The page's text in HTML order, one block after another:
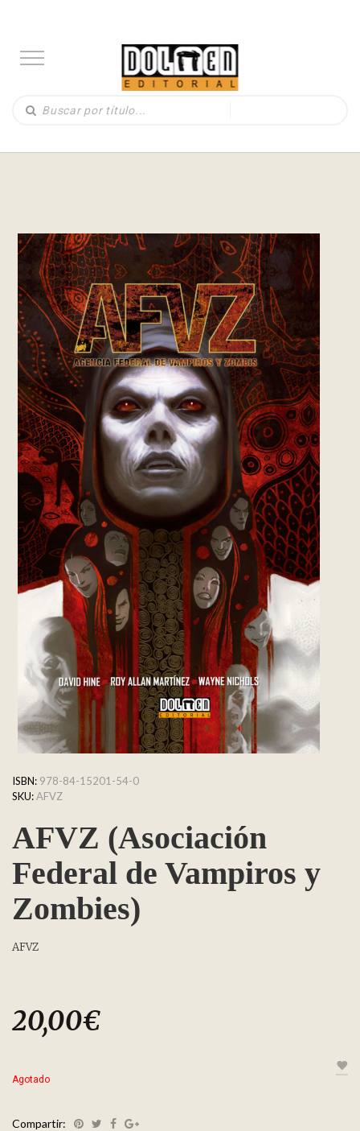
ISBN: 978-84-15201-54-0
SKU:AFVZ
AFVZ (Asociación
Federal de Vampiros y
Zombies)
AFVZ
20,00€
Agotado
Compartir: